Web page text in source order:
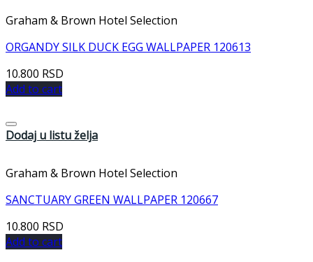
Graham & Brown Hotel Selection
ORGANDY SILK DUCK EGG WALLPAPER 120613
10.800 RSD
Add to cart
Dodaj u listu želja
Graham & Brown Hotel Selection
SANCTUARY GREEN WALLPAPER 120667
10.800 RSD
Add to cart